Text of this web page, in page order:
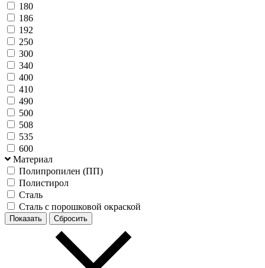
180
186
192
250
300
340
400
410
490
500
508
535
600
Материал
Полипропилен (ПП)
Полистирол
Сталь
Сталь с порошковой окраской